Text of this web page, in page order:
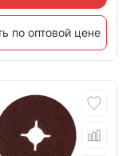
по оптовой цене